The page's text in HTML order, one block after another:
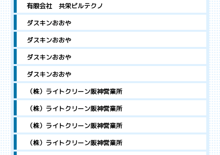
有限会社 共栄ビルテクノ
ダスキンおおや
ダスキンおおや
ダスキンおおや
ダスキンおおや
（株）ライトクリーン阪神営業所
（株）ライトクリーン阪神営業所
（株）ライトクリーン阪神営業所
（株）ライトクリーン阪神営業所